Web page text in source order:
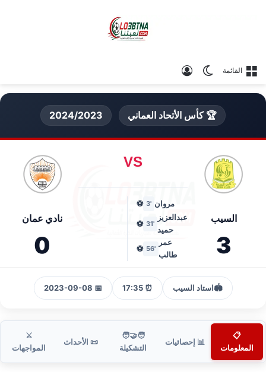
القائمة الوضع المظلم
🏆 كأس الأتحاد العماني 2024/2023
السيب
3
VS
مروان '3
⚽
عبدالعزيز
حميد
'31
⚽
عمر
طالب
'56
⚽
نادي عمان
0
🏟️استاد السيب ⏰ 17:35
📅 2023-09-08
📋
المعلومات
📊 إحصائيات
🧑‍🤝‍🧑
التشكيلة
📜 الأحداث
⚔️
المواجهات